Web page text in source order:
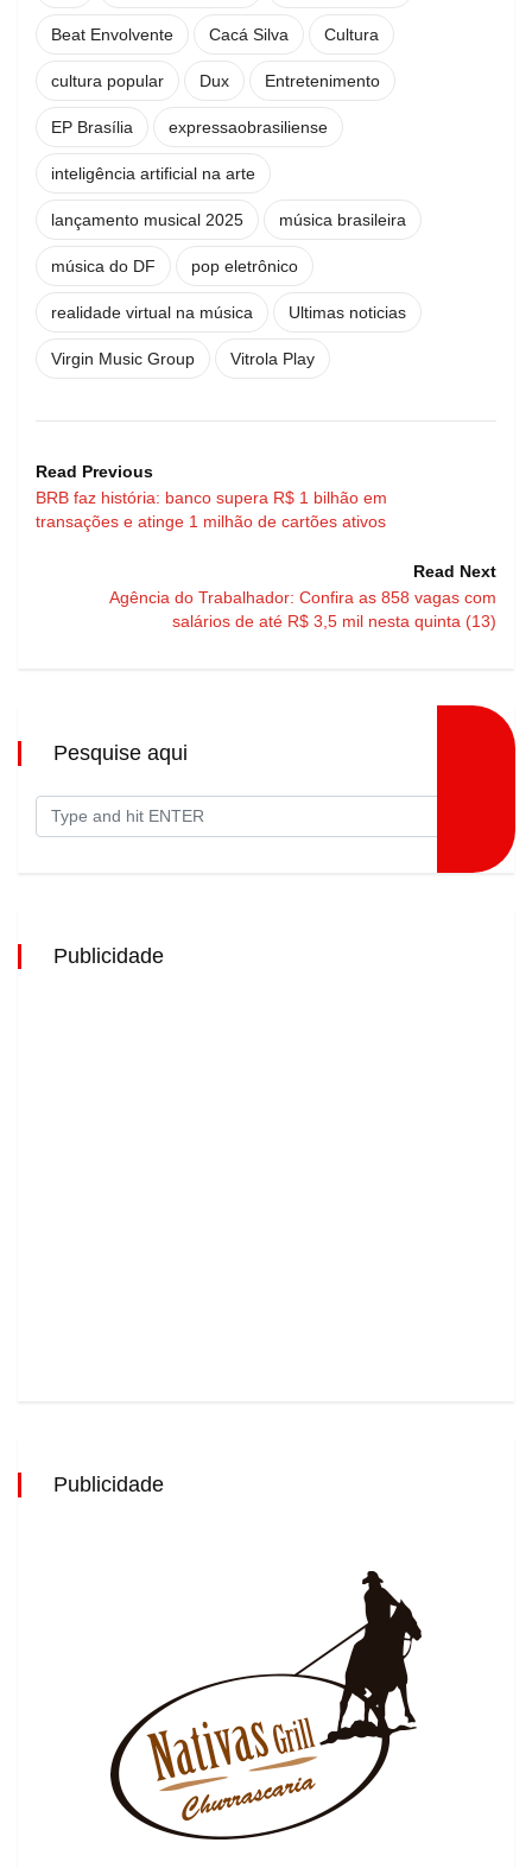
Beat Envolvente Cacá Silva Cultura
cultura popular Dux Entretenimento
EP Brasília expressaobrasiliense
inteligência artificial na arte
lançamento musical 2025 música brasileira
música do DF pop eletrônico
realidade virtual na música Ultimas noticias
Virgin Music Group Vitrola Play
Read Previous
BRB faz história: banco supera R$ 1 bilhão em
transações e atinge 1 milhão de cartões ativos
Read Next
Agência do Trabalhador: Confira as 858 vagas com
salários de até R$ 3,5 mil nesta quinta (13)
Pesquise aqui
Publicidade
Publicidade